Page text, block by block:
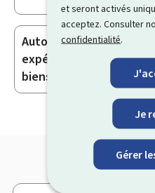
et seront activés
acceptez. Consulter
confidentialité.
Je
Gérer
Autorisation
expéditeur certifié -
biens soumis à accises